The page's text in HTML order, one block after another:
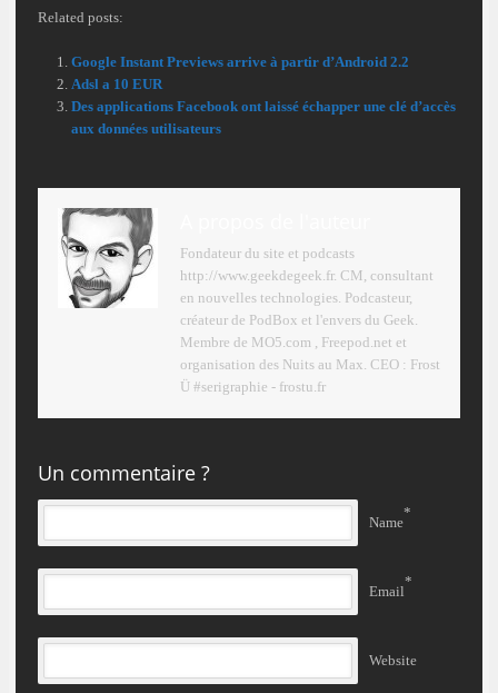
Related posts:
Google Instant Previews arrive à partir d’Android 2.2
Adsl a 10 EUR
Des applications Facebook ont laissé échapper une clé d’accès
aux données utilisateurs
Fondateur du site et podcasts
http://www.geekdegeek.fr. CM, consultant
en nouvelles technologies. Podcasteur,
créateur de PodBox et l'envers du Geek.
Membre de MO5.com , Freepod.net et
organisation des Nuits au Max. CEO : Frost
Ü #serigraphie - frostu.fr
Un commentaire ?
Name
*
Email
*
Website